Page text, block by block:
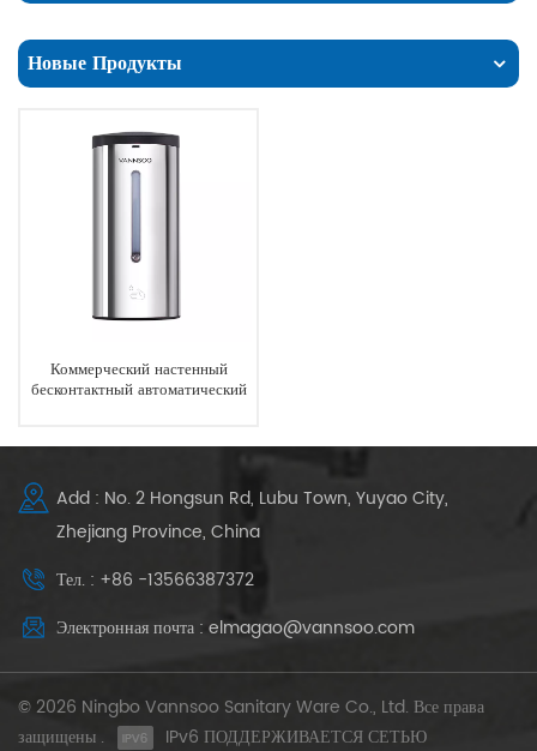
Новые Продукты
Коммерческий настенный
бесконтактный автоматический
Add : No. 2 Hongsun Rd, Lubu Town, Yuyao City,
Zhejiang Province, China
Тел. : +86 -13566387372
Электронная почта : elmagao@vannsoo.com
© 2026 Ningbo Vannsoo Sanitary Ware Co., Ltd. Все права
защищены .
IPv6 ПОДДЕРЖИВАЕТСЯ СЕТЬЮ